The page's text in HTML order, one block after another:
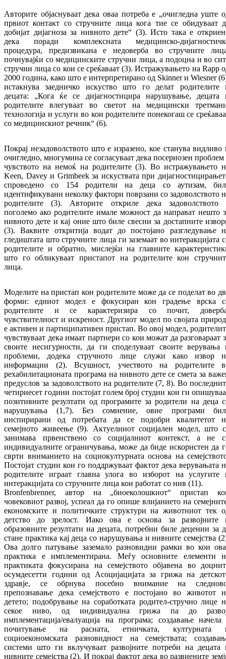
Авторите објаснуваат дека оваа потреба е „очигледна уште
првиот контакт со стручните лица кога тие се обидуваат
добијат дијагноза за нивното дете“ (3). Исто така е
дека поради комплексната медицинско-
процедура, предизвикана е недоверба во стручните
почнувајќи со медицинските стручни лица, а подоцна и во
стручни лица со кои се среќаваат (3). Истражувањето на Rapp
2000 година, како што е интерпретирано од Skinner и Wiesner
истакнува заедничко искуство што го делат родителите
децата: „Кога ќе се дијагностицира нарушување, децата
родителите влегуваат во светот на медицински
технологија и услуги во кои родителите понекогаш се
со медицинскиот речник“ (6).
Покрај незадоволството што е изразено, кое станува видливо
очигледно, многумина се согласуваат дека посериозен проблем
чувството на немоќ на родителите (3). Во истражувањето
Keen, Davey и Grimbeek за искуствата при
спроведено со 154 родители на деца со аутизам,
идентификувани неколку фактори поврзани со задоволството
родителите (3). Авторите откриле дека задоволството
поголемо ако родителите имале можност да направат нешто
нивното дете и кај оние што биле свесни за достапните
(3). Ваквите откритија водат до постојано разгледување
гледиштата што стручните лица ги заземаат во интеракцијата
родителите и обратно, мислејќи на главните
што го обликуваат пристапот на родителите кон
лица.
Моделите на пристап кон родителите може да се поделат во
форми: едниот модел е фокусиран кон градење врска
родителите и се карактеризира со почит,
чувствителност и искреност. Другиот модел по својата
е активен и партиципативен пристап. Во овој модел,
чувствуваат дека имаат партнери со кои можат да разговараат
своите несигурности, да ги споделуваат своите верувања
проблеми, додека стручното лице служи како извор
информации (2). Всушност, учеството на родителите
рехабилитационата програма на нивното дете се смета за
предуслов за задоволството на родителите (7, 8). Во
четириесет години постојат голем број студии кои ги
позитивните резултати од програмите за родители на деца
нарушувања (1,7). Без сомнение, овие програми
инспирирани од потребата да се подобри квалитетот
семејното живеење (9). Актуелниот социјален модел, што
занимава првенствено со социјалниот контекст, а не
индивидуалните ограничувања, може да биде искористен да
сврти вниманието на социокултурната основа на
Постојат студии кои го поддржуваат фактот дека верувањата
родителите играат главна улога во изборот на услугите
интеракцијата со стручните лица кои работат со нив (11).
Bronfenbrenner, автор на „биоеколошкиот“ пристап
човековиот развој, успеал да го опише влијанието на
економските и политичките структури на животниот тек
детство до зрелост. Иако ова е основа за развојните
образовните резултати на децата, потребни биле децении за
стане практика кај деца со нарушувања и нивните семејства
Ова долго патување заземало разновидни рамки во кои
практика е имплементирана. Меѓу основните елементи
практиката фокусирана на семејството објавена во
осумдесетти години од Асоцијацијата за грижа на
здравје, се обрнува посебно внимание на
препознавање дека семејството е постојано во животот
детето; подобрување на соработката родител-стручно лице
секое ниво, од индивидуална грижа па до
имплементација/евалуација на програма; создавање
почитување на расната, етничката, културната
социоекономската разновидност на семејствата;
системи што ги вклучуваат развојните потреби на децата
нивните семејства (2). И покрај фактот дека во развиените